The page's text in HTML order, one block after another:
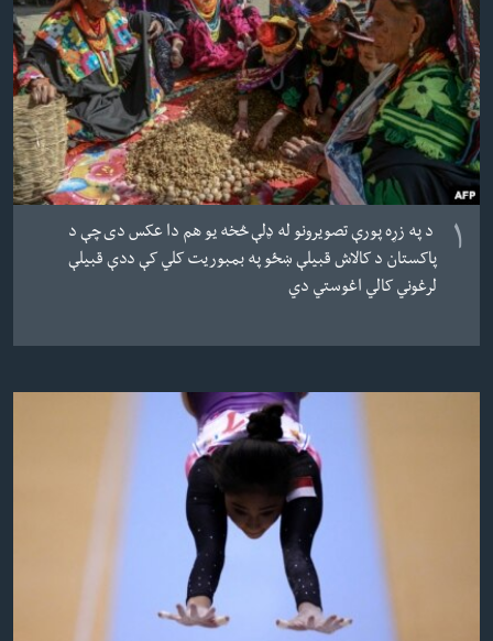
شئ
لټون
ځای
ته
لاړ
شئ
له مونږ سره په تماس کې پاتې شئ
ژبې
۱
د په زړه پورې تصویرونو له ډلې څخه یو هم دا عکس دی چې د
پاکستان د کالاش قبیلې ښځو په بمبوریت کلي کې ددې قبیلې
لرغوني کالي اغوستي دي